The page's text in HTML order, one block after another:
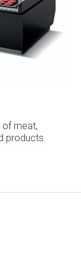
of meat,
products.